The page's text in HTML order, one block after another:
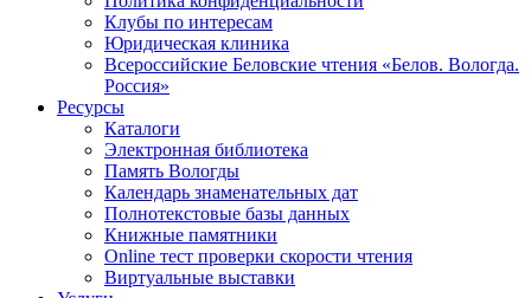
Клубы по интересам
Юридическая клиника
Всероссийские Беловские чтения «Белов. Вологда.
Россия»
Ресурсы
Каталоги
Электронная библиотека
Память Вологды
Календарь знаменательных дат
Полнотекстовые базы данных
Книжные памятники
Online тест проверки скорости чтения
Виртуальные выставки